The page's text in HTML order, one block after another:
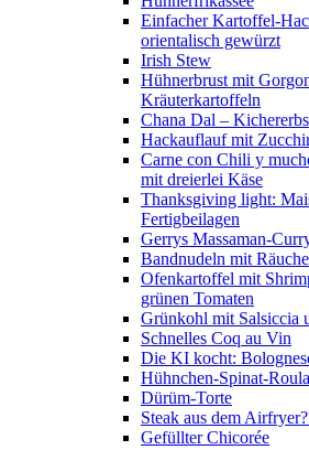
Einfacher Kartoffel-
orientalisch gewürzt
Irish Stew
Hühnerbrust mit
Kräuterkartoffeln
Chana Dal –
Hackauflauf mit
Carne con Chili y
mit dreierlei Käse
Thanksgiving light:
Fertigbeilagen
Gerrys Massaman-
Bandnudeln mit
Ofenkartoffel mit
grünen Tomaten
Grünkohl mit Salsiccia
Schnelles Coq au Vin
Die KI kocht:
Hühnchen-Spinat-
Dürüm-Torte
Steak aus dem
Gefüllter Chicorée